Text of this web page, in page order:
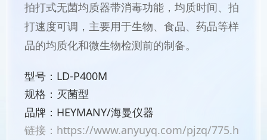
拍打式无菌均质器带消毒功能，均质时间、拍
打速度可调，主要用于生物、食品、药品等样
品的均质化和微生物检测前的制备。
型号：LD-P400M
规格：灭菌型
品牌：HEYMANY/海曼仪器
链接： https://www.anyuyq.com/pjzq/775.h